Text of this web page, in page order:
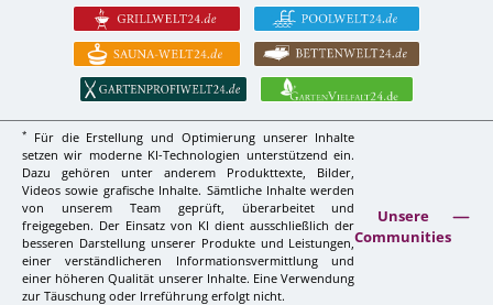
*
Für die Erstellung und Optimierung unserer Inhalte
setzen wir moderne KI-Technologien unterstützend ein.
Dazu gehören unter anderem Produkttexte, Bilder,
Videos sowie grafische Inhalte. Sämtliche Inhalte werden
von unserem Team geprüft, überarbeitet und
freigegeben. Der Einsatz von KI dient ausschließlich der
besseren Darstellung unserer Produkte und Leistungen,
einer verständlicheren Informationsvermittlung und
einer höheren Qualität unserer Inhalte. Eine Verwendung
zur Täuschung oder Irreführung erfolgt nicht.
Unsere
Communities